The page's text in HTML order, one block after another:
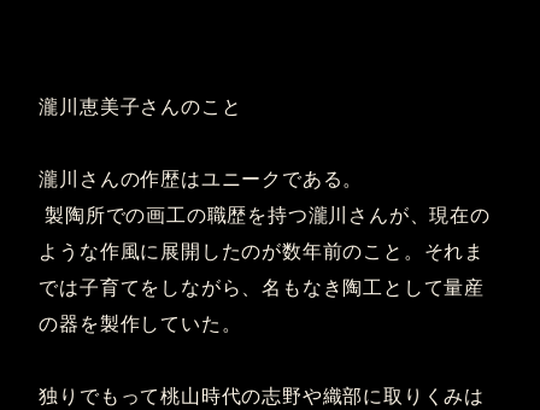
瀧川恵美子さんのこと
瀧川さんの作歴はユニークである。
製陶所での画工の職歴を持つ瀧川さんが、現在の
ような作風に展開したのが数年前のこと。それま
では子育てをしながら、名もなき陶工として量産
の器を製作していた。
独りでもって桃山時代の志野や織部に取りくみは